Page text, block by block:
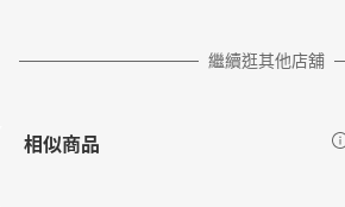
繼續逛其他店舖
相似商品